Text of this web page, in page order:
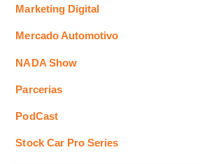
Marketing Digital
Mercado Automotivo
NADA Show
Parcerias
PodCast
Stock Car Pro Series